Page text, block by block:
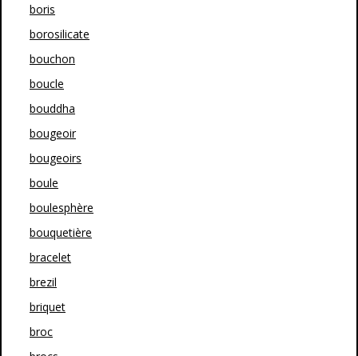
boris
borosilicate
bouchon
boucle
bouddha
bougeoir
bougeoirs
boule
boulesphère
bouquetière
bracelet
brezil
briquet
broc